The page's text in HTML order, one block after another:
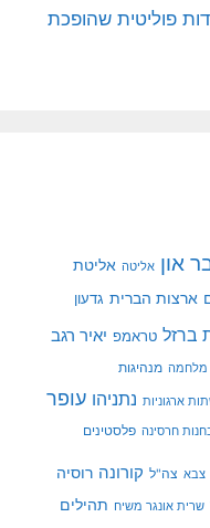
פוליטית שהופכת
און אליטה אליטת
ארצות הברית גדעון
ברזל טראמפ יאיר רגב
מלחמה מנהיגות
ארגוניות נתניהו עופר
חרסינה פלסטינים
צבא צה"ל קורונה רוסיה
שרית אונגר משיח תהילים